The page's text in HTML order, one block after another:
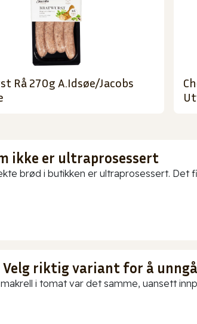
Rå 270g A.Idsøe/Jacobs
ikke er ultraprosessert
brød i butikken er ultraprosessert. Det
riktig variant for å
i tomat var det samme, uansett